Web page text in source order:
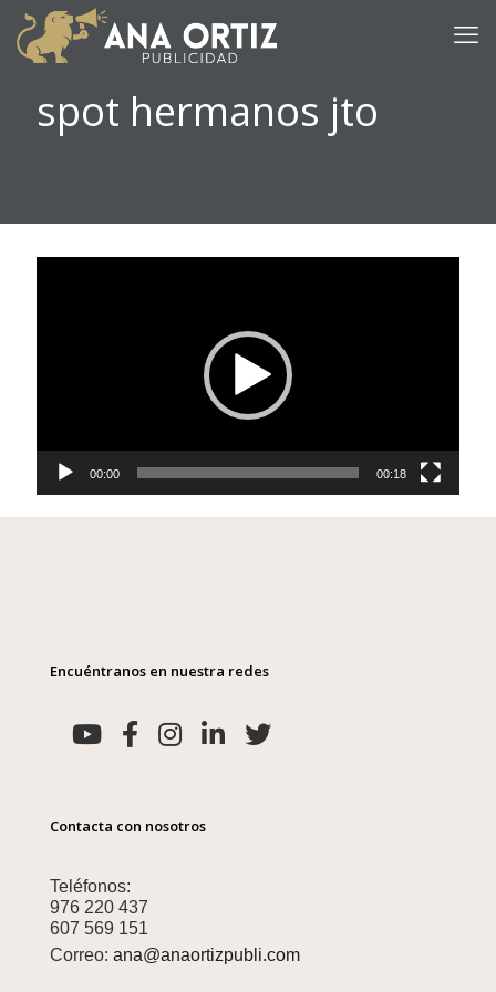
spot hermanos jto
00:00 00:18
Encuéntranos en nuestra redes
Contacta con nosotros
Teléfonos:
976 220 437
607 569 151
Correo: ana@anaortizpubli.com